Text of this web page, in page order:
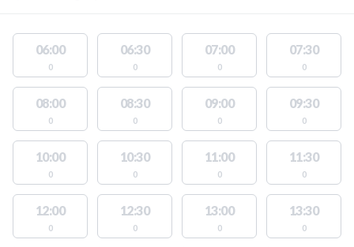
06:00
0
06:30
0
07:00
0
07:30
0
08:00
0
08:30
0
09:00
0
09:30
0
10:00
0
10:30
0
11:00
0
11:30
0
12:00
0
12:30
0
13:00
0
13:30
0